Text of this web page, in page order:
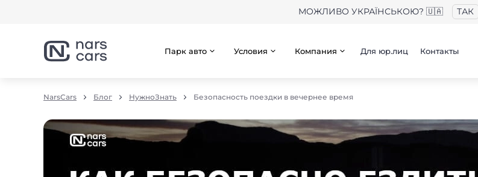
МОЖЛИВО УКРАЇНСЬКОЮ? 🇺🇦 ТАК
Парк авто Условия Компания Для юр.лиц Контакты
NarsCars Блог НужноЗнать Безопасность поездки в вечернее время